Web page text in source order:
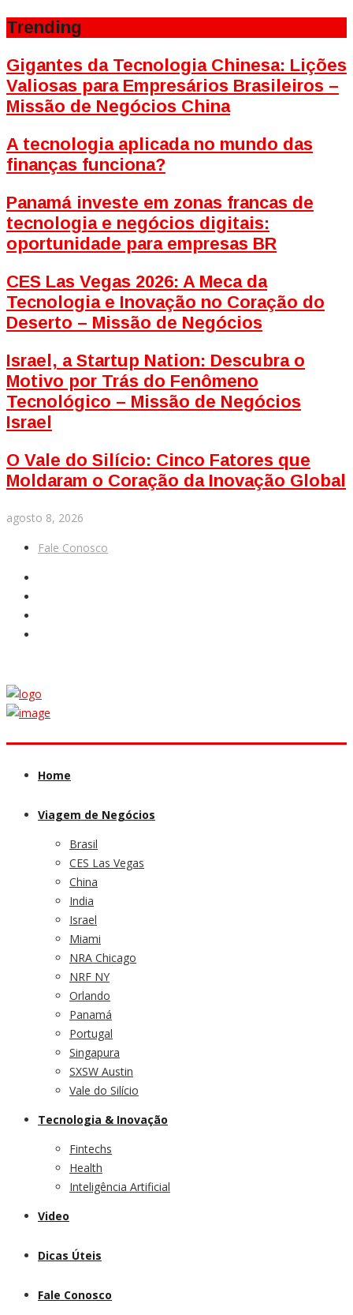
Trending
Gigantes da Tecnologia Chinesa: Lições
Valiosas para Empresários Brasileiros –
Missão de Negócios China
A tecnologia aplicada no mundo das
finanças funciona?
Panamá investe em zonas francas de
tecnologia e negócios digitais:
oportunidade para empresas BR
CES Las Vegas 2026: A Meca da
Tecnologia e Inovação no Coração do
Deserto – Missão de Negócios
Israel, a Startup Nation: Descubra o
Motivo por Trás do Fenômeno
Tecnológico – Missão de Negócios
Israel
O Vale do Silício: Cinco Fatores que
Moldaram o Coração da Inovação Global
agosto 8, 2026
Fale Conosco
Home
Viagem de Negócios
Brasil
CES Las Vegas
China
India
Israel
Miami
NRA Chicago
NRF NY
Orlando
Panamá
Portugal
Singapura
SXSW Austin
Vale do Silício
Tecnologia & Inovação
Fintechs
Health
Inteligência Artificial
Video
Dicas Úteis
Fale Conosco